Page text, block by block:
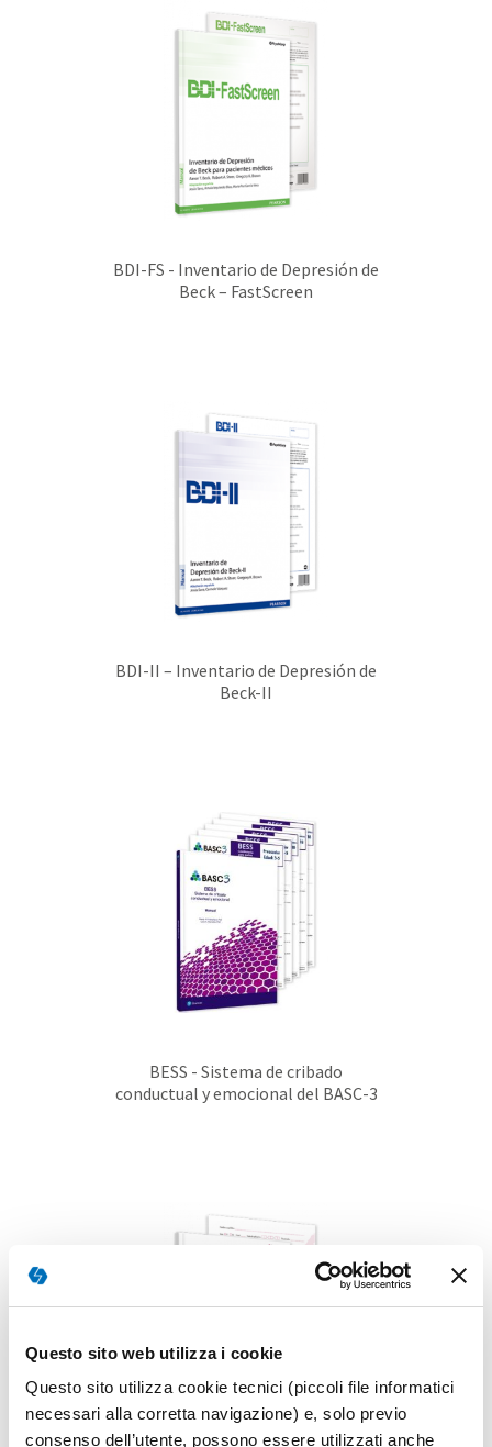
Questo sito web utilizza i cookie
Questo sito utilizza cookie tecnici (piccoli file informatici
necessari alla corretta navigazione) e, solo previo
consenso dell’utente, possono essere utilizzati anche
BDI-FS - Inventario de Depresión de
Beck – FastScreen
BDI-II – Inventario de Depresión de
Beck-II
BESS - Sistema de cribado
conductual y emocional del BASC-3